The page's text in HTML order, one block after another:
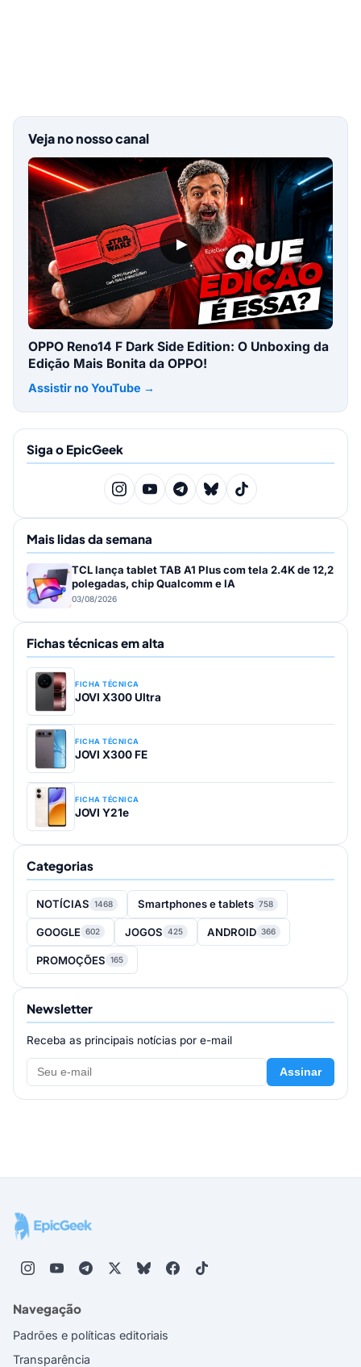
Veja no nosso canal
▶
OPPO Reno14 F Dark Side Edition: O Unboxing da
Edição Mais Bonita da OPPO!
Assistir no YouTube →
Siga o EpicGeek
Mais lidas da semana
TCL lança tablet TAB A1 Plus com tela 2.4K de 12,2
polegadas, chip Qualcomm e IA
03/08/2026
Fichas técnicas em alta
FICHA TÉCNICA
JOVI X300 Ultra
FICHA TÉCNICA
JOVI X300 FE
FICHA TÉCNICA
JOVI Y21e
Categorias
NOTÍCIAS 1468 Smartphones e tablets 758
GOOGLE 602 JOGOS 425 ANDROID 366
PROMOÇÕES 165
Newsletter
Receba as principais notícias por e-mail
Assinar
Navegação
Padrões e políticas editoriais
Transparência